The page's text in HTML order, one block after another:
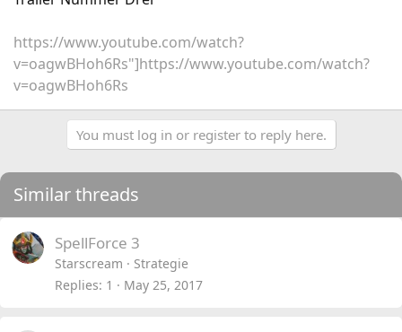
https://www.youtube.com/watch?
v=oagwBHoh6Rs"]https://www.youtube.com/watch?
v=oagwBHoh6Rs
You must log in or register to reply here.
Similar threads
SpellForce 3
Starscream
Strategie
Replies 1 May 25, 2017